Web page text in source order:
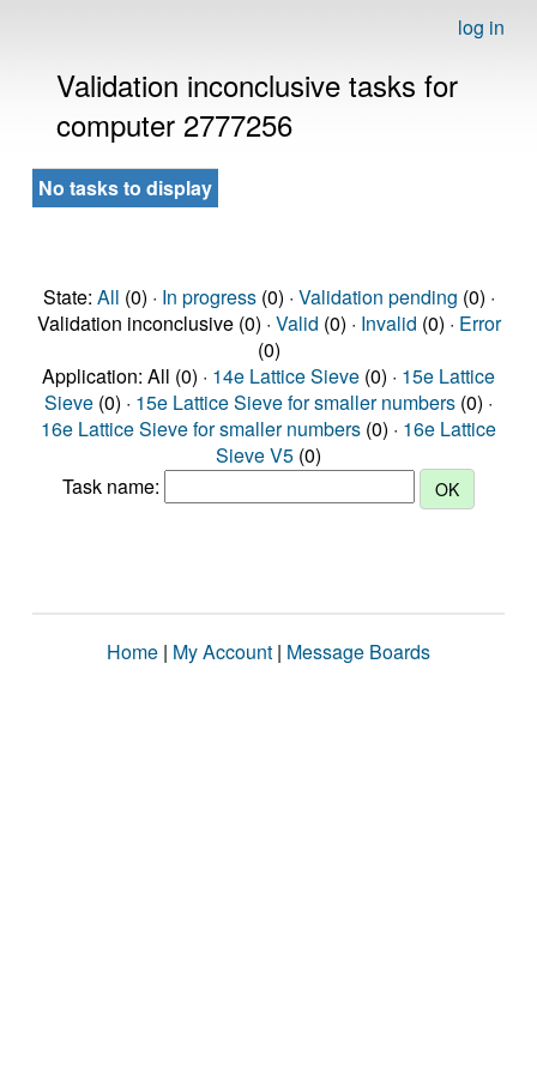
log in
Validation inconclusive tasks for
computer 2777256
No tasks to display
State: All (0) · In progress(0) · Validation pending (0) ·
Validation inconclusive (0) · Valid (0) · Invalid (0) · Error
(0)
Application: All (0) · 14e Lattice Sieve (0) · 15e Lattice
Sieve (0) · 15e Lattice Sieve for smaller numbers (0) ·
16e Lattice Sieve for smaller numbers (0) · 16e Lattice
Sieve V5 (0)
Task name:
Home | My Account | Message Boards